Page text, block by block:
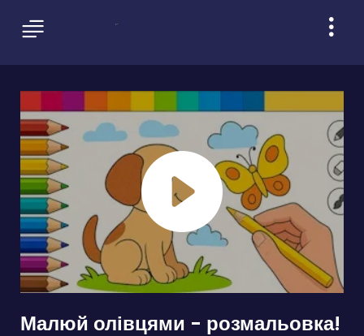
Малюй олівцями - розмальовка!